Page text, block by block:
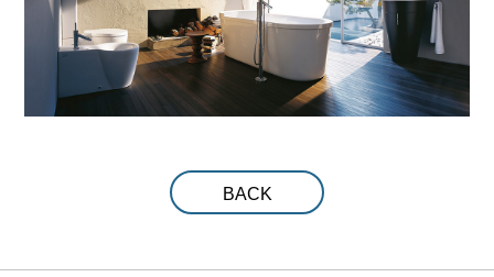
2019-INNOCI-8 2019-INNOCI-7
BACK